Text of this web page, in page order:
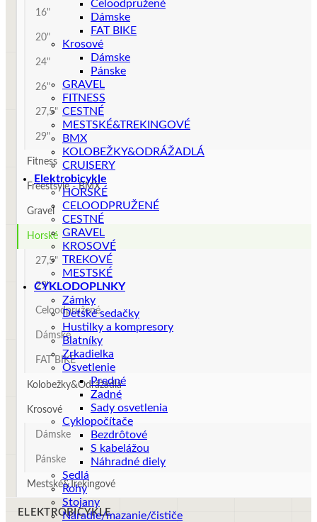
Celoodpružené
Dámske
FAT BIKE
Krosové
Dámske
Pánske
GRAVEL
FITNESS
CESTNÉ
MESTSKÉ&TREKINGOVÉ
BMX
KOLOBEŽKY&ODRÁŽADLÁ
CRUISERY
Elektrobicykle
HORSKÉ
CELOODPRUŽENÉ
CESTNÉ
GRAVEL
KROSOVÉ
TREKOVÉ
MESTSKÉ
CYKLODOPLNKY
Zámky
Detské sedačky
Hustilky a kompresory
Blatníky
Zrkadielka
Osvetlenie
Predné
Zadné
Sady osvetlenia
Cyklopočítače
Bezdrôtové
S kabelážou
Náhradné diely
Sedlá
Rohy
Stojany
Náradie/mazanie/čističe
16"
20"
24"
26"
27,5"
29"
Fitness
Freestsyle - BMX
Gravel
Horské
27,5"
29"
Celoodpružené
Dámske
FAT BIKE
Kolobežky&Odrážadlá
Krosové
Dámske
Pánske
Mestské&Trekingové
ELEKTROBICYKLE